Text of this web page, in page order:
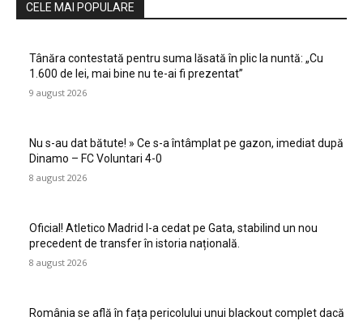
CELE MAI POPULARE
Tânăra contestată pentru suma lăsată în plic la nuntă: „Cu
1.600 de lei, mai bine nu te-ai fi prezentat”
9 august 2026
Nu s-au dat bătute! » Ce s-a întâmplat pe gazon, imediat după
Dinamo – FC Voluntari 4-0
8 august 2026
Oficial! Atletico Madrid l-a cedat pe Gata, stabilind un nou
precedent de transfer în istoria națională.
8 august 2026
România se află în fața pericolului unui blackout complet dacă